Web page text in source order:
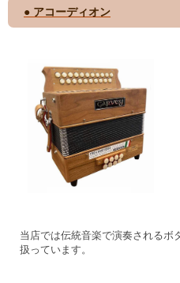
● アコーディオン
当店では伝統音楽で演奏されるボ
扱っています。